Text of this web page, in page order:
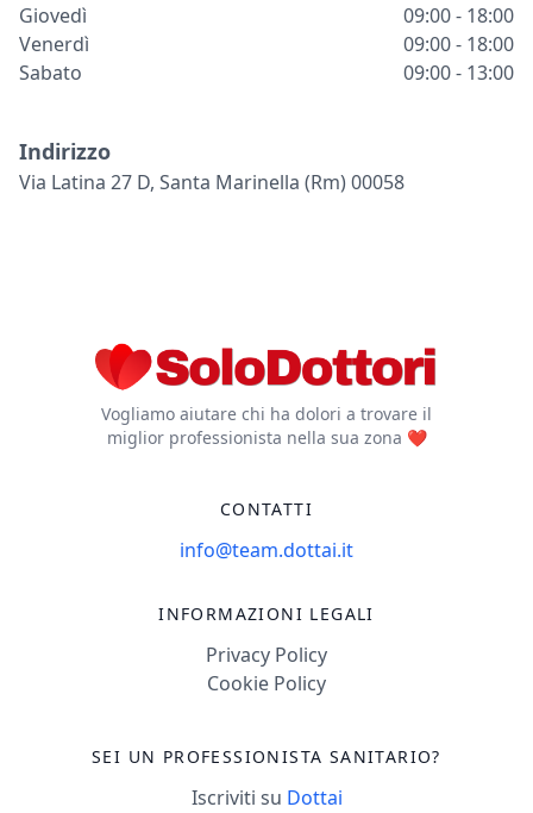
Giovedì
09:00 - 18:00
Venerdì
09:00 - 18:00
Sabato
09:00 - 13:00
Indirizzo
Via Latina 27 D, Santa Marinella (rm) 00058
Vogliamo aiutare chi ha dolori a trovare il
miglior professionista nella sua zona ❤️
CONTATTI
info@team.dottai.it
INFORMAZIONI LEGALI
Privacy Policy
Cookie Policy
SEI UN PROFESSIONISTA SANITARIO?
Iscriviti su Dottai